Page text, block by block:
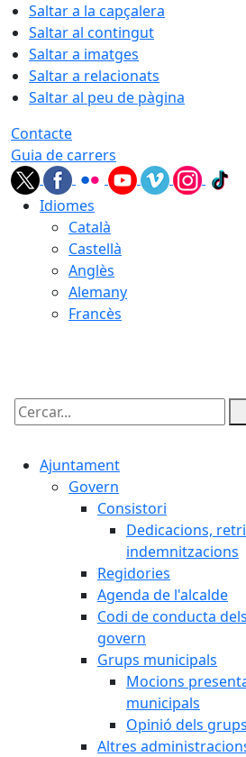
Saltar a la capçalera
Saltar al contingut
Saltar a imatges
Saltar a relacionats
Saltar al peu de pàgina
Contacte
Guia de carrers
Idiomes
Català
Castellà
Anglès
Alemany
Francès
Cercar:
Ajuntament
Govern
Consistori
Dedicacions,
indemnitzacions
Regidories
Agenda de l'alcalde
Codi de conducta
govern
Grups municipals
Mocions
municipals
Opinió dels
Altres